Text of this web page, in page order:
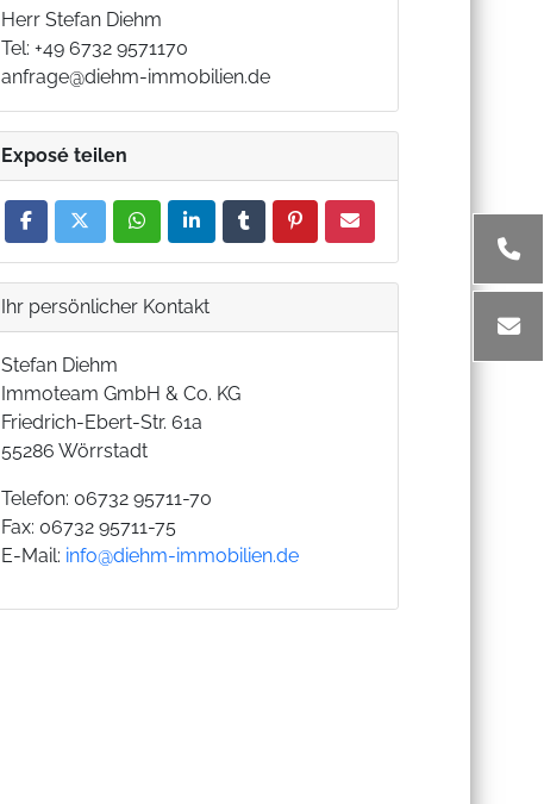
Herr Stefan Diehm
Tel: +49 6732 9571170
anfrage@diehm-immobilien.de
Exposé teilen
Ihr persönlicher Kontakt
Stefan Diehm
Immoteam GmbH & Co. KG
Friedrich-Ebert-Str. 61a
55286 Wörrstadt
Telefon: 06732 95711-70
Fax: 06732 95711-75
E-Mail: info@diehm-immobilien.de